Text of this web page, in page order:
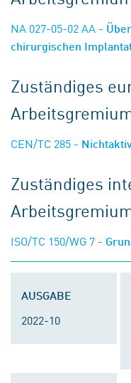
NA 027-05-02 AA -
chirurgischen
Zuständiges
CEN/TC 285 -
Zuständiges
ISO/TC 150/WG 7 -
AUSGABE
2022-10